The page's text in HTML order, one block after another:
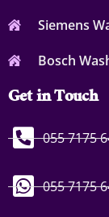
Siemens
Bosch
Get in Touch
055 7175
055 7175